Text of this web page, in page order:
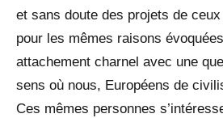
et sans doute des projets de
pour les mêmes raisons
attachement charnel avec une
sens où nous, Européens de
Ces mêmes personnes